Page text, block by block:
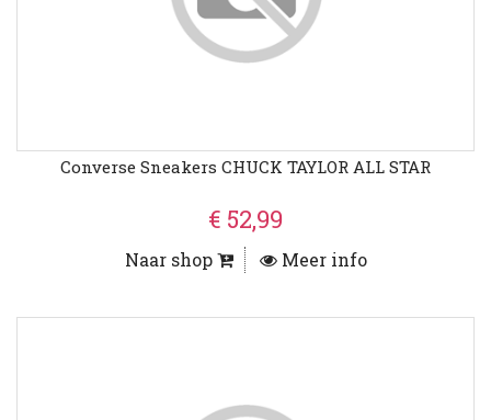
Converse Sneakers CHUCK TAYLOR ALL STAR
€ 52,99
Naar shop Meer info